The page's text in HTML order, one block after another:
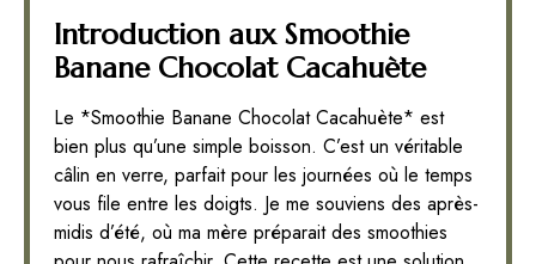
Introduction aux Smoothie
Banane Chocolat Cacahuète
Le *Smoothie Banane Chocolat Cacahuète* est
bien plus qu’une simple boisson. C’est un véritable
câlin en verre, parfait pour les journées où le temps
vous file entre les doigts. Je me souviens des après-
midis d’été, où ma mère préparait des smoothies